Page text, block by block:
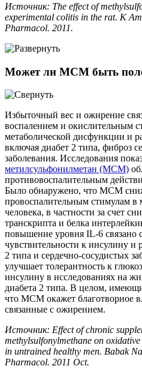
Источник: The effect of
experimental colitis in the rat. K
Pharmacol. 2011.
Может ли МСМ быть
Избыточный вес и ожирение
воспалением и окислительным
метаболической дисфункции и
включая диабет 2 типа, фиброз
заболевания. Исследования
метилсульфонилметан (МСМ)
противовоспалительным
Было обнаружено, что МСМ
провоспалительным стимулам в
человека, в частности за счет
транскрипта и белка
повышение уровня IL-6 связано
чувствительности к инсулину и
2 типа и сердечно-сосудистых
улучшает толерантность к
инсулину в исследованиях на
диабета 2 типа. В целом,
что МСМ окажет благотворное
связанные с ожирением.
Источник: Effect of chronic
methylsulfonylmethane on
in untrained healthy men. Babak
Pharmacol. 2011 Oct.